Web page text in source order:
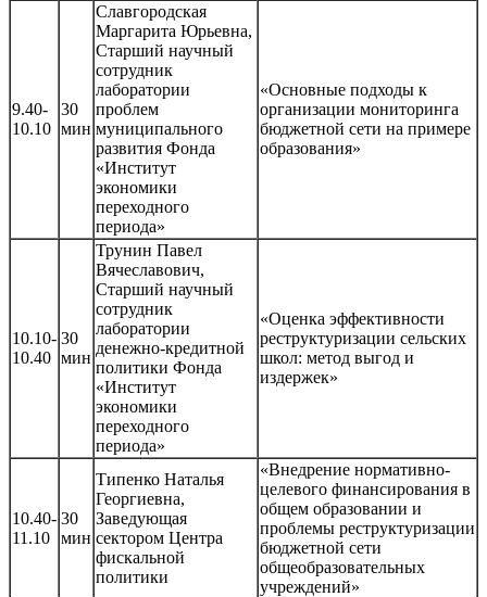
9.40-
10.10
30
мин
Славгородская
Маргарита Юрьевна,
Старший научный
сотрудник
лаборатории
проблем
муниципального
развития Фонда
«Институт
экономики
переходного
периода»
«Основные подходы к
организации мониторинга
бюджетной сети на примере
образования»
10.10-
10.40
30
мин
Трунин Павел
Вячеславович,
Старший научный
сотрудник
лаборатории
денежно-кредитной
политики Фонда
«Институт
экономики
переходного
периода»
«Оценка эффективности
реструктуризации сельских
школ: метод выгод и
издержек»
10.40-
11.10
30
мин
Типенко Наталья
Георгиевна,
Заведующая
сектором Центра
фискальной
политики
«Внедрение нормативно-
целевого финансирования в
общем образовании и
проблемы реструктуризации
бюджетной сети
общеобразовательных
учреждений»